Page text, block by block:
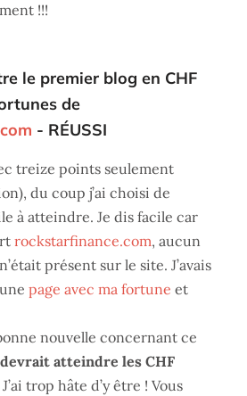
!!!
le premier blog en CHF
de
- RÉUSSI
treize points seulement
du coup j’ai choisi de
à atteindre. Je dis facile car
rockstarfinance.com, aucun
présent sur le site. J’avais
page avec ma fortune et
nouvelle concernant ce
atteindre les CHF
J’ai trop hâte d’y être ! Vous